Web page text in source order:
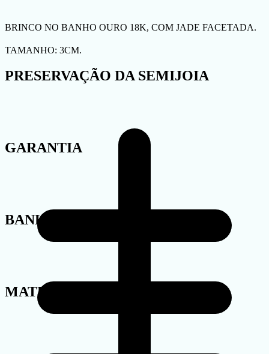
BRINCO NO BANHO OURO 18K, COM JADE FACETADA.
TAMANHO: 3CM.
PRESERVAÇÃO DA SEMIJOIA
GARANTIA
BANHO
MATERIAL